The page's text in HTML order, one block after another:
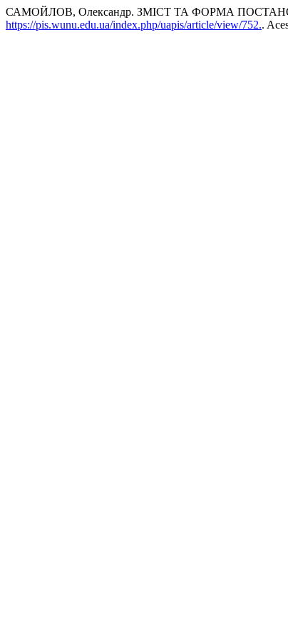
САМОЙЛОВ, Олександр. ЗМІСТ ТА ФОРМА
https://pis.wunu.edu.ua/index.php/uapis/article/view/752..